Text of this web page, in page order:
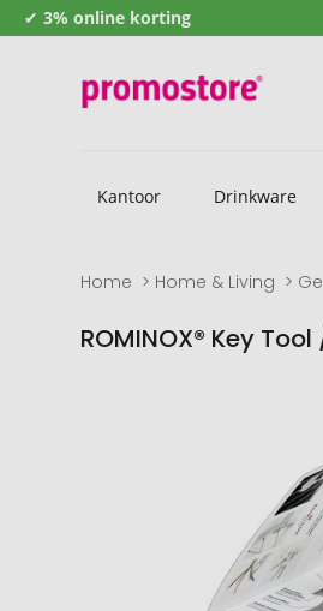
✔ 3% online korting
Kantoor Drinkware
Home Home & Living
ROMINOX® Key